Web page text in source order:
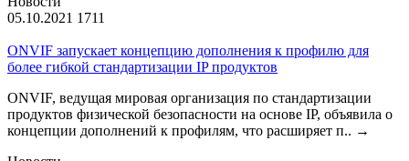
05.10.2021 1711
ONVIF запускает концепцию дополнения к профилю для
более гибкой стандартизации IP продуктов
ONVIF, ведущая мировая организация по стандартизации
продуктов физической безопасности на основе IP, объявила о
концепции дополнений к профилям, что расширяет п.. →